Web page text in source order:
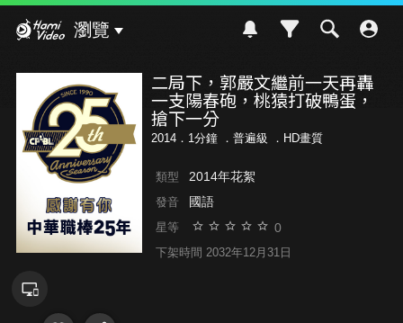
瀏覽
二局下，郭嚴文繼前一天再轟
一支陽春砲，桃猿打破鴨蛋，
搶下一分
2014．1分鐘 ． 普遍級 ．HD畫質
類型 2014年花絮
發音 國語
星等 0
下架時間 2032年12月31日